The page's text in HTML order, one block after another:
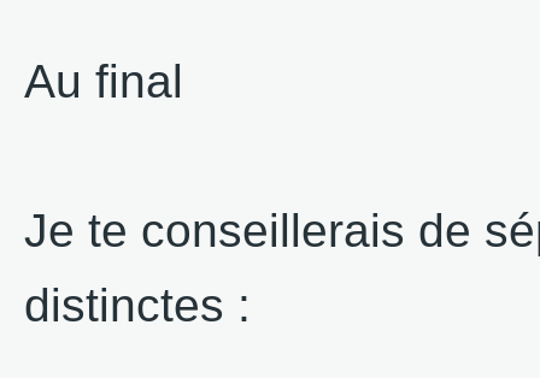
Au final
Je te conseillerais de
distinctes :